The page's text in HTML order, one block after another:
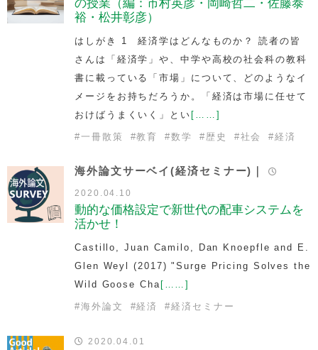
の授業（編：市村英彦・岡崎哲二・佐藤泰
裕・松井彰彦）
はしがき 1 経済学はどんなものか？ 読者の皆
さんは「経済学」や、中学や高校の社会科の教科
書に載っている「市場」について、どのようなイ
メージをお持ちだろうか。「経済は市場に任せて
おけばうまくいく」とい [……]
# 一冊散策 #教育 #数学 # 歴史 #社会 #経済
海外論文サーベイ(経済セミナー)｜
2020.04.10
動的な価格設定で新世代の配車システムを
活かせ！
Castillo, Juan Camilo, Dan Knoepfle and E.
Glen Weyl (2017) "Surge Pricing Solves the
Wild Goose Cha [……]
#海外論文 #経済 #経済セミナー
2020.04.01